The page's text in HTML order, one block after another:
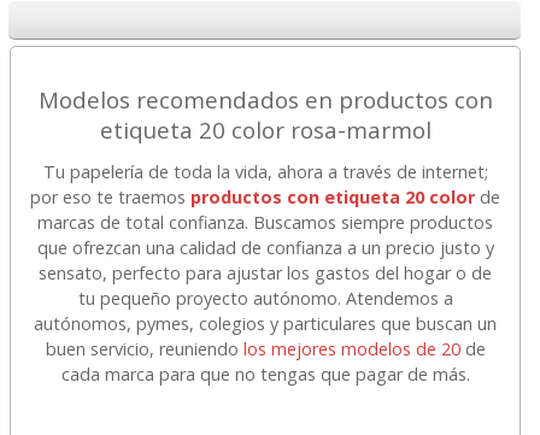
Modelos recomendados en productos con
etiqueta 20 color rosa-marmol
Tu papelería de toda la vida, ahora a través de internet;
por eso te traemos productos con etiqueta 20 color de
marcas de total confianza. Buscamos siempre productos
que ofrezcan una calidad de confianza a un precio justo y
sensato, perfecto para ajustar los gastos del hogar o de
tu pequeño proyecto autónomo. Atendemos a
autónomos, pymes, colegios y particulares que buscan un
buen servicio, reuniendo los mejores modelos de 20de
cada marca para que no tengas que pagar de más.